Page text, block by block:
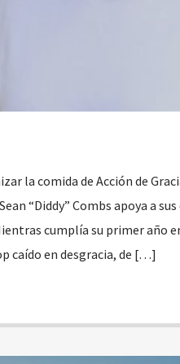
la comida de Acción de
“Diddy” Combs apoya a
cumplía su primer año
caído en desgracia, de […]